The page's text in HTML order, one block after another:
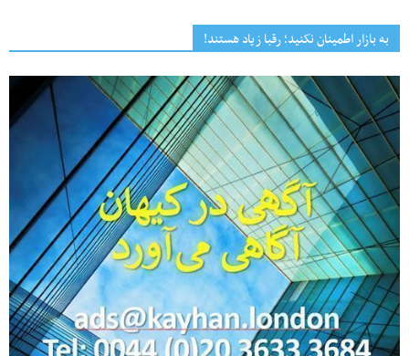
به بازار اطمینان نکنید؛ رقبا زیاد هستند!